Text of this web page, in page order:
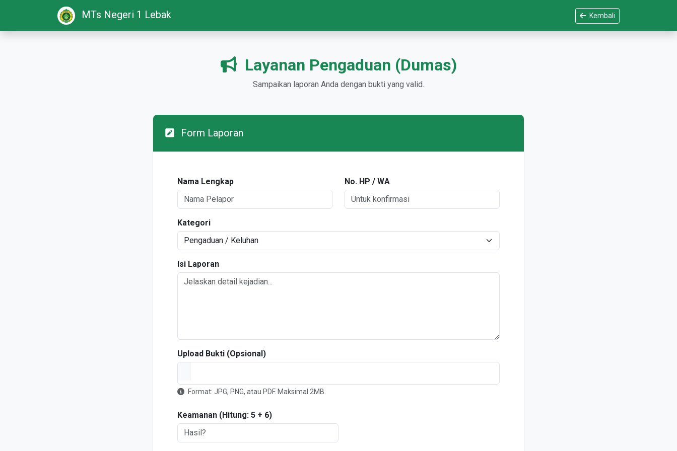
MTs Negeri 1 Lebak Kembali
Layanan Pengaduan (Dumas)
Sampaikan laporan Anda dengan bukti yang valid.
Form Laporan
Nama Lengkap No. HP / WA
Kategori
Isi Laporan
Upload Bukti (Opsional)
Format: JPG, PNG, atau PDF. Maksimal 2MB.
Keamanan (Hitung: 5 + 6)